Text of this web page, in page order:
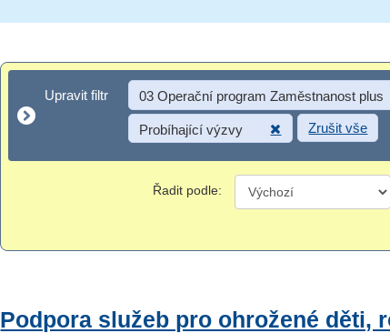
Upravit filtr
Upravit filtr 03 Operační program Zaměstnanost plus
Probíhající výzvy Zrušit vše
Řadit podle:
Podpora služeb pro ohrožené děti,